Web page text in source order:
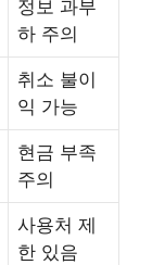
정보 과부
하 주의
취소 불이
익 가능
현금 부족
주의
사용처 제
한 있음